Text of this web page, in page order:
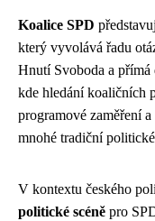
Koalice SPD
který vyvolává řadu
Hnutí Svoboda a přímá
kde hledání koaličních
programové zaměření
mnohé tradiční
V kontextu českého
politické scéně pro